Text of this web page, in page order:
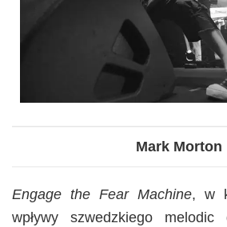
Mark Morton
Engage the Fear Machine, w
wpływy szwedzkiego